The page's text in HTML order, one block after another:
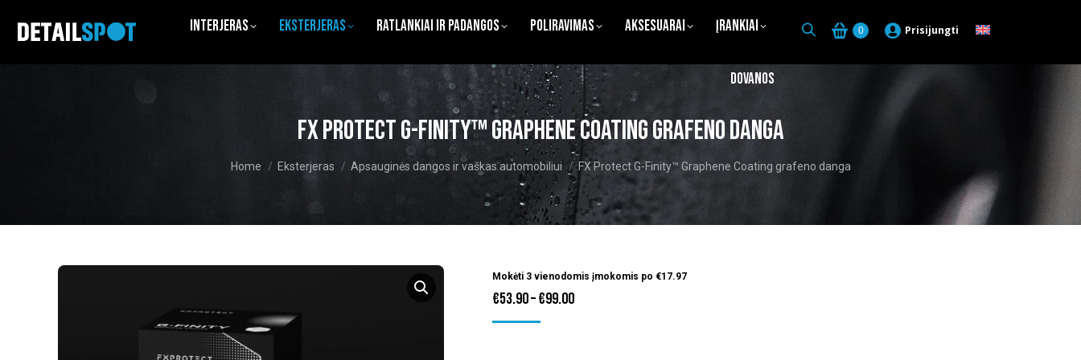
Interjeras Eksterjeras Ratlankiai ir Padangos Poliravimas Aksesuarai Įrankiai
Dovanos
0 Prisijungti
FX Protect G-Finity™ Graphene Coating grafeno danga
You are here:
Home Eksterjeras Apsauginės dangos ir vaškas automobiliui FX Protect G-Finity™ Graphene Coating grafeno danga
Mokėti 3 vienodomis įmokomis po €17.97
€53.90–€99.00Price